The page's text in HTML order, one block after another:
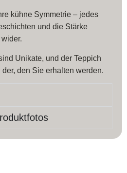
kühne Symmetrie – jedes
und die Stärke
Unikate, und der Teppich
den Sie erhalten werden.